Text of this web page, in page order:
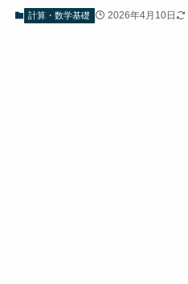
計算・数学基礎 2026年4月10日